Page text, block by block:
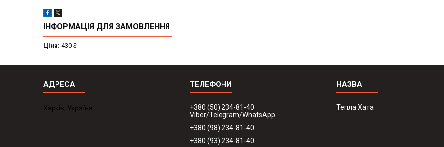
ІНФОРМАЦІЯ ДЛЯ ЗАМОВЛЕННЯ
Ціна: 430 ₴
Харків, Україна
+380 (50) 234-81-40
Viber/Telegram/WhatsApp
+380 (98) 234-81-40
+380 (93) 234-81-40
Тепла Хата